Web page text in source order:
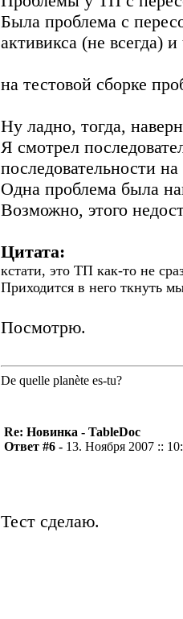
Была проблема с
активикса (не всегда)
на тестовой сборке
Ну ладно, тогда,
Я смотрел
последовательности
Одна проблема была
Возможно, этого
Цитата:
кстати, это ТП как-то не
Приходится в него ткнуть
Посмотрю.
De quelle planète es-tu?
Re: Новинка - TableDoc
Ответ #6 - 13. Ноября 2007 ::
Тест сделаю.